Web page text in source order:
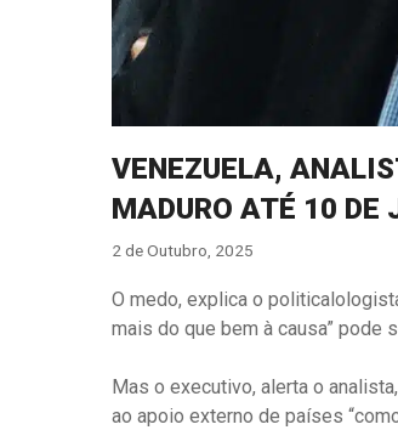
VENEZUELA,
MADURO ATÉ 10 DE
2 de Outubro, 2025
O medo, explica o
mais do que bem à causa” pode
Mas o executivo, alerta o
ao apoio externo de países